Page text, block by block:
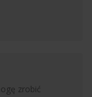
zrobić